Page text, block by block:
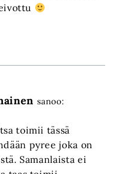
sanoo:
toimii tässä
pyree joka on
Samanlaista ei